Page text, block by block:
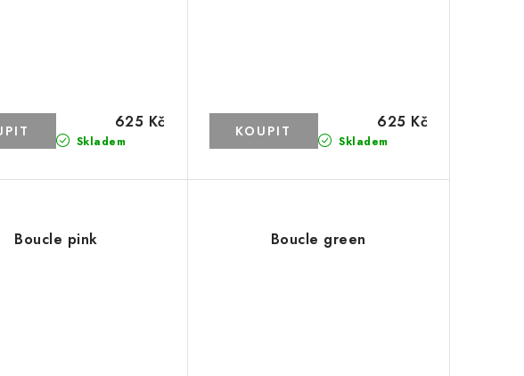
Skladem
625 Kč
Skladem
625 Kč
Boucle pink Boucle green